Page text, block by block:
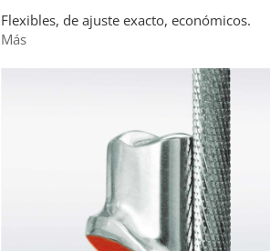
Flexibles, de ajuste exacto, económicos.
Más